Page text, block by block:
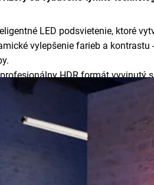
LED podsvietenie, ktoré
vylepšenie farieb a
HDR formát vyvinutý
- vlastný obrazový
plynulosť a farebnú
- rozdeľuje obrazovku na
- priestorová zvuková technológia,
Motion Rate / P5 Engine)
-